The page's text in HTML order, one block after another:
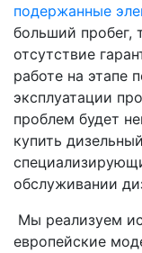
подержанные
больший пробег,
отсутствие
работе на этапе
эксплуатации
проблем будет
купить
обслуживании
Мы реализуем
европейские